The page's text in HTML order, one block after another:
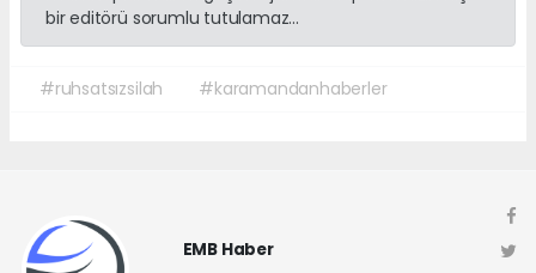
bir editörü sorumlu tutulamaz...
#ruhsatsızsilah #karamandanhaberler
EMB Haber